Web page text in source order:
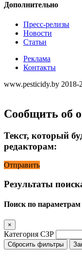
Дополнительно
Пресс-релизы
Новости
Статьи
Реклама
Контакты
www.pesticidy.by 2018-
Сообщить об
Текст, который
редакторам:
Отправить
Результаты
Поиск по параметрам
×
Категория СЗР
Сбросить фильтры